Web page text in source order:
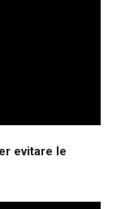
evitare le